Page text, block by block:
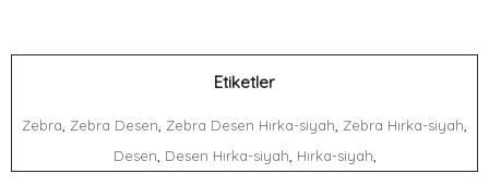
Etiketler
Zebra, Zebra Desen, Zebra Desen Hırka-siyah, Zebra Hırka-siyah,
Desen, Desen Hırka-siyah, Hırka-siyah,